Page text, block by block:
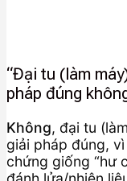
“Đại tu (làm
pháp đúng
Không, đại tu
giải pháp đúng,
chứng giống “hư